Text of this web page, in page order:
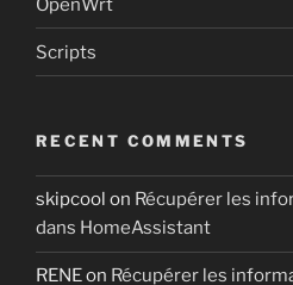
OpenWrt
Scripts
RECENT COMMENTS
skipcool on Récupérer les
dans HomeAssistant
RENEon Récupérer les